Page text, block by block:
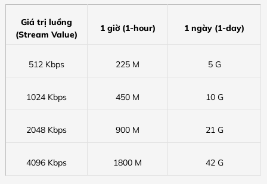
Giá trị luồng
(Stream Value)
1 giờ (1-hour) 1 ngày (1-day)
512 Kbps 225 M 5 G
1024 Kbps 450 M 10 G
2048 Kbps 900 M 21 G
4096 Kbps 1800 M 42 G